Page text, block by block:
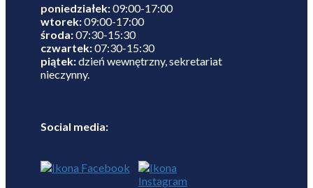
poniedziałek:09:00-17:00
wtorek:09:00-17:00
środa:07:30-15:30
czwartek:07:30-15:30
piątek:dzień wewnętrzny, sekretariat
nieczynny.
Social media: